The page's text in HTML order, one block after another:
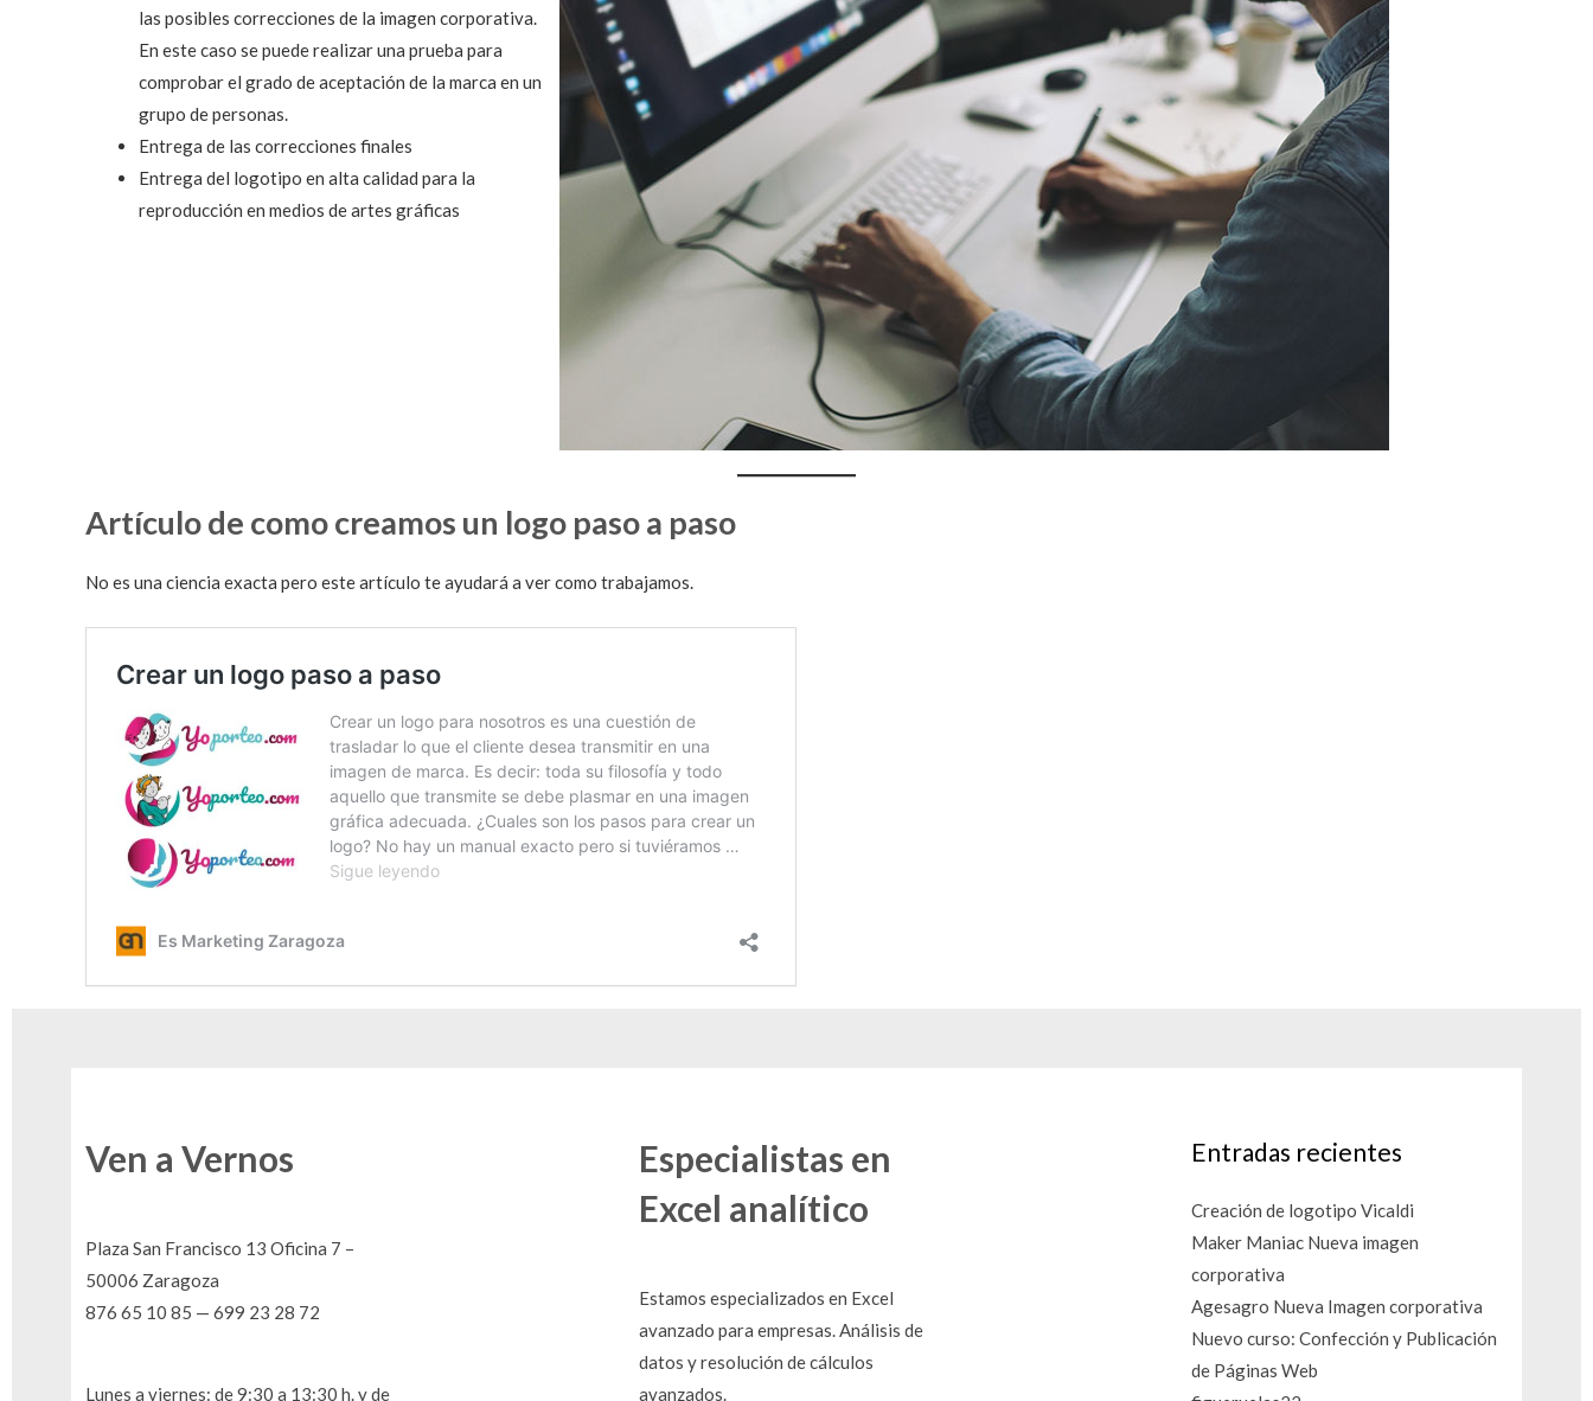
las posibles correcciones de la imagen corporativa.
En este caso se puede realizar una prueba para
comprobar el grado de aceptación de la marca en un
grupo de personas.
Entrega de las correcciones finales
Entrega del logotipo en alta calidad para la
reproducción en medios de artes gráficas
Artículo de como creamos un logo paso a paso
No es una ciencia exacta pero este artículo te ayudará a ver como trabajamos.
Ven a Vernos
Plaza San Francisco 13 Oficina 7 –
50006 Zaragoza
876 65 10 85 — 699 23 28 72
Lunes a viernes: de 9:30 a 13:30 h. y de
Especialistas en
Excel analítico
Estamos especializados en Excel
avanzado para empresas. Análisis de
datos y resolución de cálculos
avanzados.
Entradas recientes
Creación de logotipo Vicaldi
Maker Maniac Nueva imagen
corporativa
Agesagro Nueva Imagen corporativa
Nuevo curso: Confección y Publicación
de Páginas Web